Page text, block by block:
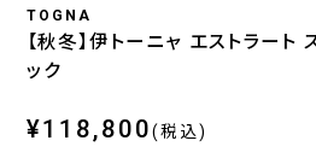
TOGNA
【秋冬】伊トーニャ エストラート
ック
¥118,800(税込)